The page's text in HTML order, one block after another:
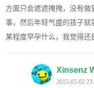
方面只会遮遮掩掩，没有
事，然后年轻气盛的孩子就
某程度早孕什么，我觉得还
Xinsenz
2015-05-02